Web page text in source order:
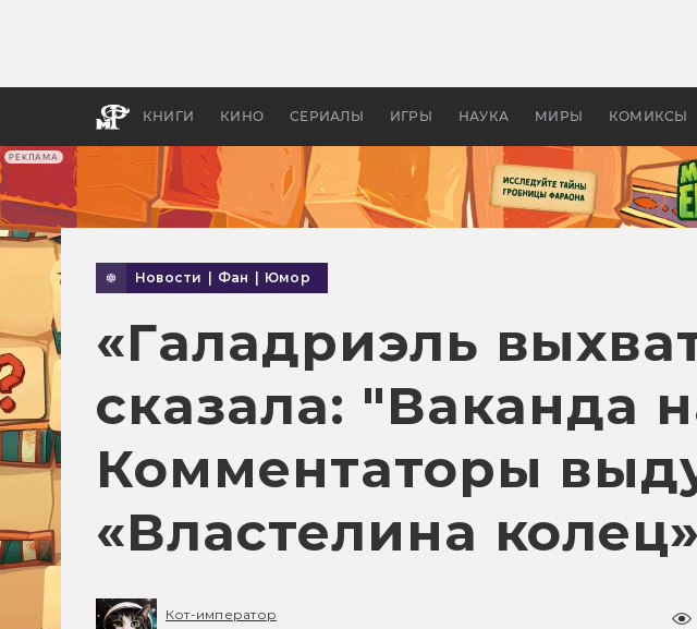
РЕКЛАМА
КНИГИ КИНО СЕРИАЛЫ ИГРЫ НАУКА МИРЫ КОМИКСЫ
апокалипсис, в России —
Новости Фан Юмор
«Галадриэль
сказала: "Ваканда
Комментаторы
«Властелина колец»
Кот-император